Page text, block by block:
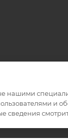
нашими
сведения